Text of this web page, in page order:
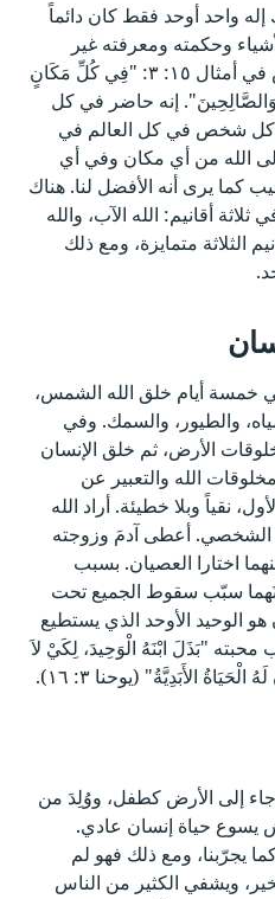
واحد أوحد فقط كان دائماً
وحكمته ومعرفته غير
محدودة. يقول الكتاب المقَدّس في أمثال ١٥: ٣: "فِي كُلِّ مَكَانٍ
وَالصَّالِحِينَ". إنه حاضر في كل
كل شخص في كل العالم في
الله من أي مكان وفي أي
كما يرى أنه الأفضل لنا. هناك
أقانيم: الله الآب، والله
الثلاثة متمايزة، ومع ذلك
خمسة أيام خلق الله الشمس،
والطيور، والسمك. وفي
الأرض، ثم خلق الإنسان
الله والتعبير عن
نقياً وبلا خطيئة. أراد الله
الشخصي. أعطى آدمَ وزوجته
اختارا العصيان. بسبب
سبّب سقوط الجميع تحت
الوحيد الأوحد الذي يستطيع
"بَذَلَ ابْنَهُ الْوَحِيدَ، لِكَيْ لاَ
الأَبَدِيَّةُ" (يوحنا ٣: ١٦).
إلى الأرض كطفل، ووُلِدَ من
يسوع حياة إنسان عادي.
يجرّبنا، ومع ذلك فهو لم
ويشفي الكثير من الناس